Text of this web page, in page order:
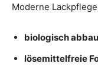
Moderne
biologisch
lösemittelfreie